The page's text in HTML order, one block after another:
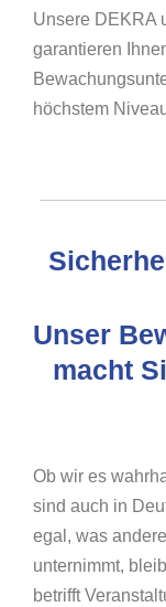
Unsere DEKRA
garantieren
höchstem
Unser
macht
Ob wir es
sind auch in
egal, was
unternimmt,
betrifft